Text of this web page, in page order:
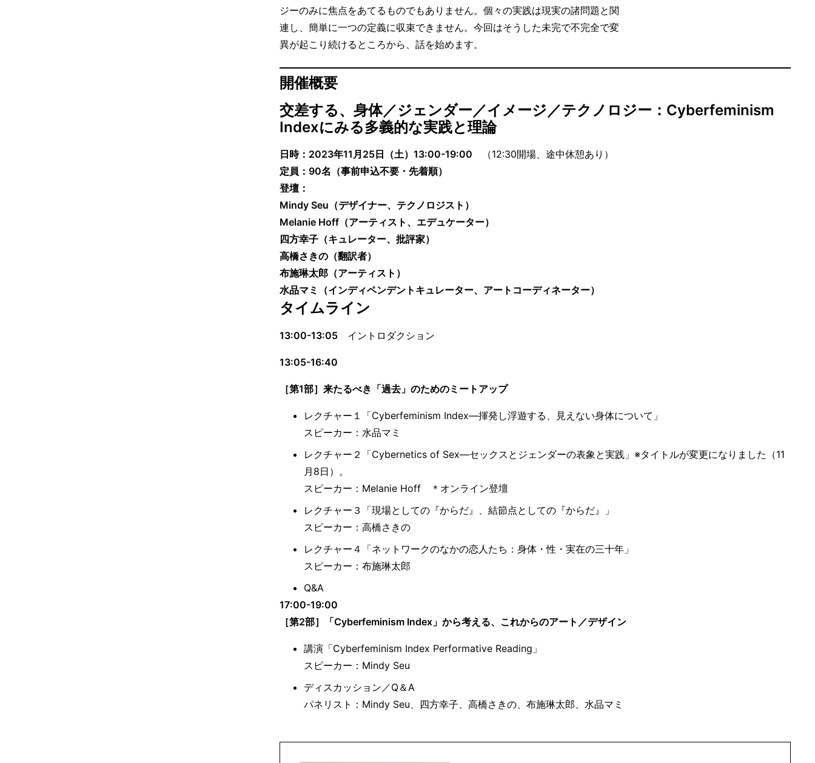
ジーのみに焦点をあてるものでもありません。個々の実践は現実の諸問題と関
連し、簡単に一つの定義に収束できません。今回はそうした未完で不完全で変
異が起こり続けるところから、話を始めます。
開催概要
交差する、身体／ジェンダー／イメージ／テクノロジー：Cyberfeminism
Indexにみる多義的な実践と理論
日時：2023年11月25日（土）13:00-19:00 （12:30開場、途中休憩あり）
定員：90名（事前申込不要・先着順）
登壇：
Mindy Seu（デザイナー、テクノロジスト）
Melanie Hoff（アーティスト、エデュケーター）
四方幸子（キュレーター、批評家）
高橋さきの（翻訳者）
布施琳太郎（アーティスト）
水品マミ（インディペンデントキュレーター、アートコーディネーター）
タイムライン
13:00-13:05 イントロダクション
13:05-16:40
［第1部］来たるべき「過去」のためのミートアップ
レクチャー１「Cyberfeminism Index―揮発し浮遊する、見えない身体について」
スピーカー：水品マミ
レクチャー２「Cybernetics of Sex―セックスとジェンダーの表象と実践」※タイトルが変更になりました（11
月8日）。
スピーカー：Melanie Hoff ＊オンライン登壇
レクチャー３「現場としての『からだ』、結節点としての『からだ』」
スピーカー：高橋さきの
レクチャー４「ネットワークのなかの恋人たち：身体・性・実在の三十年」
スピーカー：布施琳太郎
Q&A
17:00-19:00
［第2部］「Cyberfeminism Index」から考える、これからのアート／デザイン
講演「Cyberfeminism Index Performative Reading」
スピーカー：Mindy Seu
ディスカッション／Q＆A
パネリスト：Mindy Seu、四方幸子、高橋さきの、布施琳太郎、水品マミ